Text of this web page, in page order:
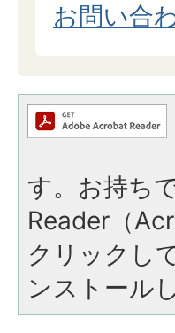
お問い合
す。お持ち
Reader（
クリックし
ンストール